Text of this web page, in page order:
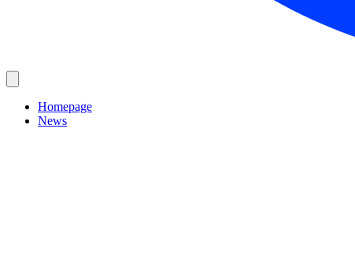
Homepage
News